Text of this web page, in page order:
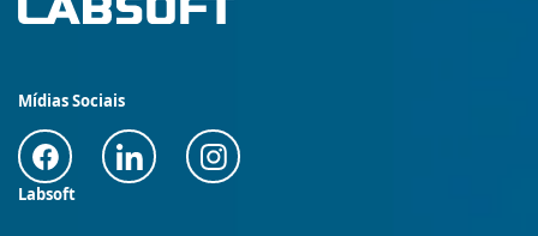
Mídias Sociais
Labsoft